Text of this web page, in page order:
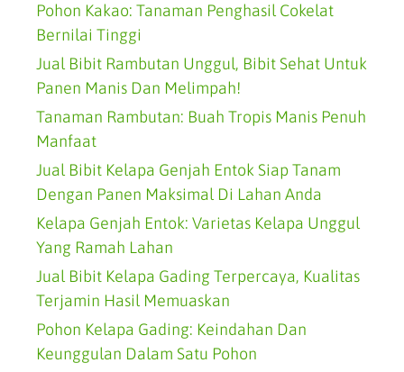
Pohon Kakao: Tanaman Penghasil Cokelat
Bernilai Tinggi
Jual Bibit Rambutan Unggul, Bibit Sehat Untuk
Panen Manis Dan Melimpah!
Tanaman Rambutan: Buah Tropis Manis Penuh
Manfaat
Jual Bibit Kelapa Genjah Entok Siap Tanam
Dengan Panen Maksimal Di Lahan Anda
Kelapa Genjah Entok: Varietas Kelapa Unggul
Yang Ramah Lahan
Jual Bibit Kelapa Gading Terpercaya, Kualitas
Terjamin Hasil Memuaskan
Pohon Kelapa Gading: Keindahan Dan
Keunggulan Dalam Satu Pohon